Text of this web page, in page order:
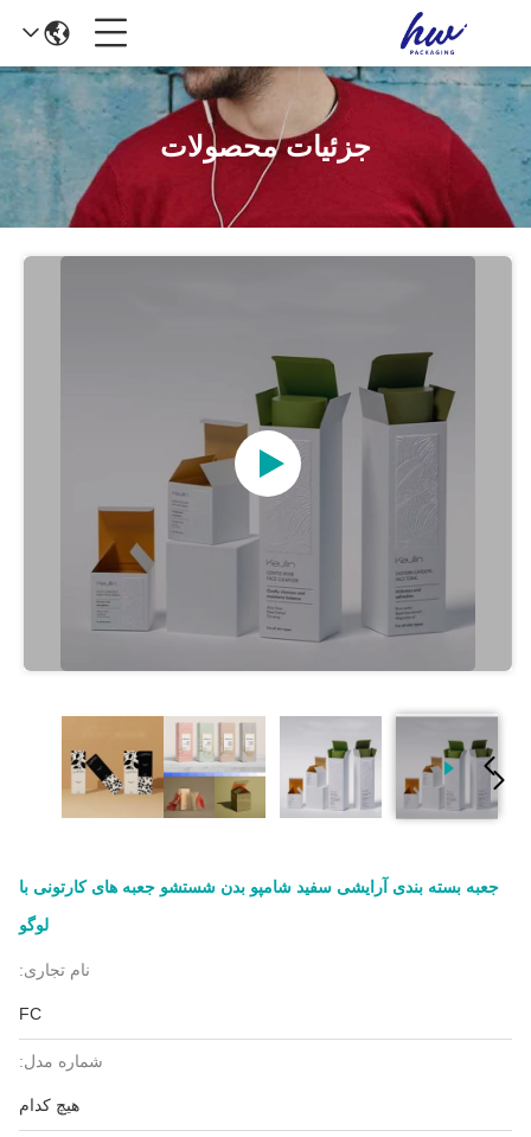
جزئیات محصولات
جعبه بسته بندی آرایشی سفید شامپو بدن شستشو جعبه های کارتونی با
لوگو
نام تجاری:
FC
شماره مدل:
هیچ کدام